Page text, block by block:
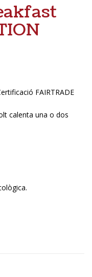
FAIRTRADE
calenta una o dos